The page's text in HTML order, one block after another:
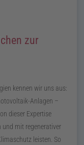
zur
kennen wir uns aus:
Anlagen –
dieser Expertise
und mit regenerativer
leisten. So